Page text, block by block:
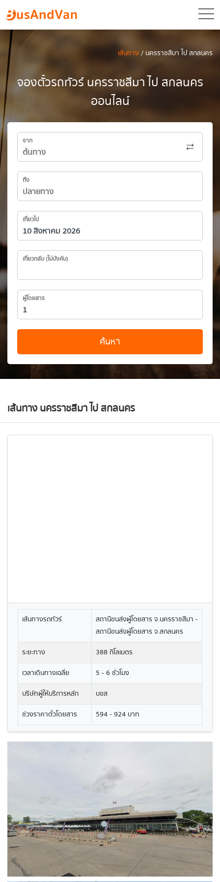
เส้นทาง/ นครราชสีมา ไป สกลนคร
จองตั๋วรถทัวร์ นครราชสีมา ไป สกลนคร
ออนไลน์
จาก
ถึง
เที่ยวไป
เที่ยวกลับ (ไม่บังคับ)
ผู้โดยสาร
ค้นหา
เส้นทาง นครราชสีมา ไป สกลนคร
เส้นทางรถทัวร์
สถานีขนส่งผู้โดยสาร จ.นครราชสีมา -
สถานีขนส่งผู้โดยสาร จ.สกลนคร
ระยะทาง
388 กิโลเมตร
เวลาเดินทางเฉลี่ย
5 - 6 ชั่วโมง
บริษัทผู้ให้บริการหลัก
บขส
ช่วงราคาตั๋วโดยสาร
594 - 924 บาท